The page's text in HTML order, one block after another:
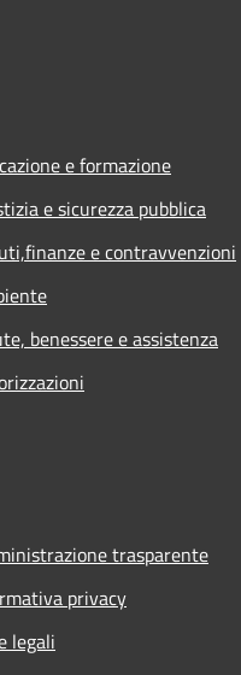
e formazione
e sicurezza pubblica
e contravvenzioni
benessere e assistenza
trasparente
privacy
legali